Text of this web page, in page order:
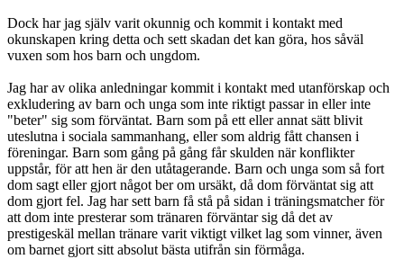
Dock har jag själv varit okunnig och kommit i kontakt med
okunskapen kring detta och sett skadan det kan göra, hos såväl
vuxen som hos barn och ungdom.
Jag har av olika anledningar kommit i kontakt med utanförskap och
exkludering av barn och unga som inte riktigt passar in eller inte
"beter" sig som förväntat. Barn som på ett eller annat sätt blivit
uteslutna i sociala sammanhang, eller som aldrig fått chansen i
föreningar. Barn som gång på gång får skulden när konflikter
uppstår, för att hen är den utåtagerande. Barn och unga som så fort
dom sagt eller gjort något ber om ursäkt, då dom förväntat sig att
dom gjort fel. Jag har sett barn få stå på sidan i träningsmatcher för
att dom inte presterar som tränaren förväntar sig då det av
prestigeskäl mellan tränare varit viktigt vilket lag som vinner, även
om barnet gjort sitt absolut bästa utifrån sin förmåga.